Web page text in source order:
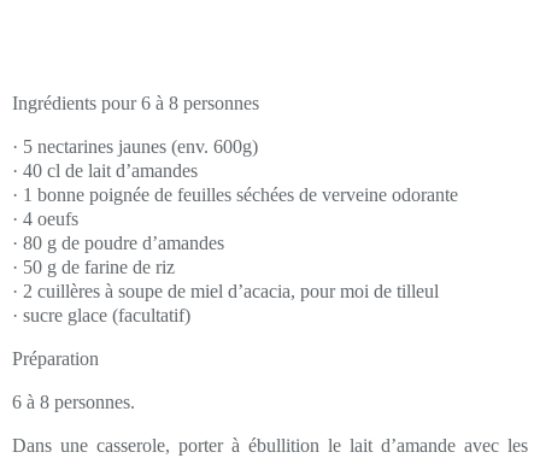
Ingrédients pour 6 à 8 personnes
· 5 nectarines jaunes (env. 600g)
· 40 cl de lait d’amandes
· 1 bonne poignée de feuilles séchées de verveine odorante
· 4 oeufs
· 80 g de poudre d’amandes
· 50 g de farine de riz
· 2 cuillères à soupe de miel d’acacia, pour moi de tilleul
· sucre glace (facultatif)
Préparation
6 à 8 personnes.
Dans une casserole, porter à ébullition le lait d’amande avec les